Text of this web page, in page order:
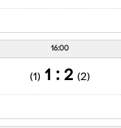
16:00
(2)
2 : 1
(1)